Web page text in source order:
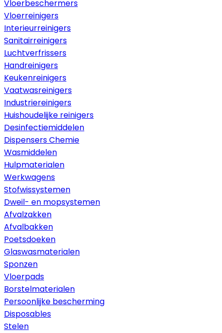
Vloerbeschermers
Vloerreinigers
Interieurreinigers
Sanitairreinigers
Luchtverfrissers
Handreinigers
Keukenreinigers
Vaatwasreinigers
Industriereinigers
Huishoudelijke reinigers
Desinfectiemiddelen
Dispensers Chemie
Wasmiddelen
Hulpmaterialen
Werkwagens
Stofwissystemen
Dweil- en mopsystemen
Afvalzakken
Afvalbakken
Poetsdoeken
Glaswasmaterialen
Sponzen
Vloerpads
Borstelmaterialen
Persoonlijke bescherming
Disposables
Stelen